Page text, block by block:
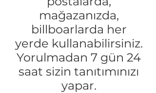
mağazanızda,
billboarlarda her
yerde kullanabilirsiniz.
Yorulmadan 7 gün 24
saat sizin tanıtımınızı
yapar.